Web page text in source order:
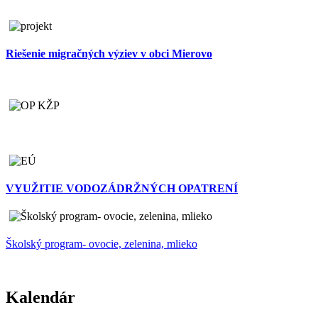
Riešenie migračných výziev v obci Mierovo
VYUŽITIE VODOZÁDRŽNÝCH OPATRENÍ
Školský program- ovocie, zelenina, mlieko
Kalendár